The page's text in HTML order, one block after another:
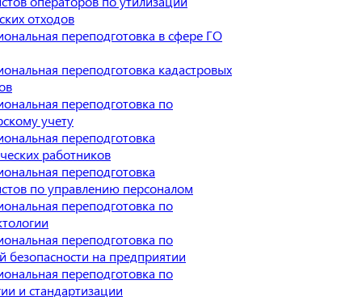
отходов
переподготовка в сфере ГО
переподготовка кадастровых
переподготовка по
учету
переподготовка
работников
переподготовка
по управлению персоналом
переподготовка по
переподготовка по
безопасности на предприятии
переподготовка по
и стандартизации